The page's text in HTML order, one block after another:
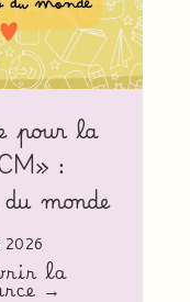
pour la
:
monde
2026
la
→